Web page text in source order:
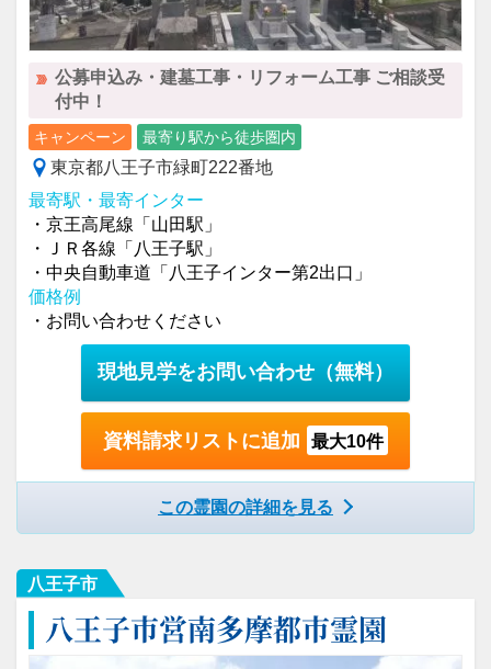
公募申込み・建墓工事・リフォーム工事 ご相談受
付中！
キャンペーン 最寄り駅から徒歩圏内
東京都八王子市緑町222番地
最寄駅・最寄インター
・京王高尾線「山田駅」
・ＪＲ各線「八王子駅」
・中央自動車道「八王子インター第2出口」
価格例
・お問い合わせください
現地見学をお問い合わせ （無料）
資料請求リストに追加 最大10件
この霊園の詳細を見る
八王子市
八王子市営南多摩都市霊園